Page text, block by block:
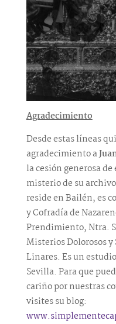
Agradecimiento
Desde estas líneas
agradecimiento a
la cesión generosa
misterio de su
reside en Bailén, es
y Cofradía de
Prendimiento, Ntra.
Misterios Dolorosos y
Linares. Es un
Sevilla. Para que
cariño por nuestras
visites su blog: